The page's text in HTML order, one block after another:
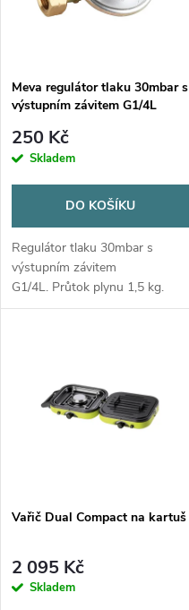
p
r
o
d
u
s
p
r
d
u
Meva regulátor tlaku 30mbar s
výstupním závitem G1/4L
250 Kč
Skladem
DO KOŠÍKU
Regulátor tlaku 30mbar s
výstupním závitem
G1/4L. Průtok plynu 1,5 kg.
Použitelné pouze pro českou
Vařič Dual Compact na kartuš
2 095 Kč
Skladem